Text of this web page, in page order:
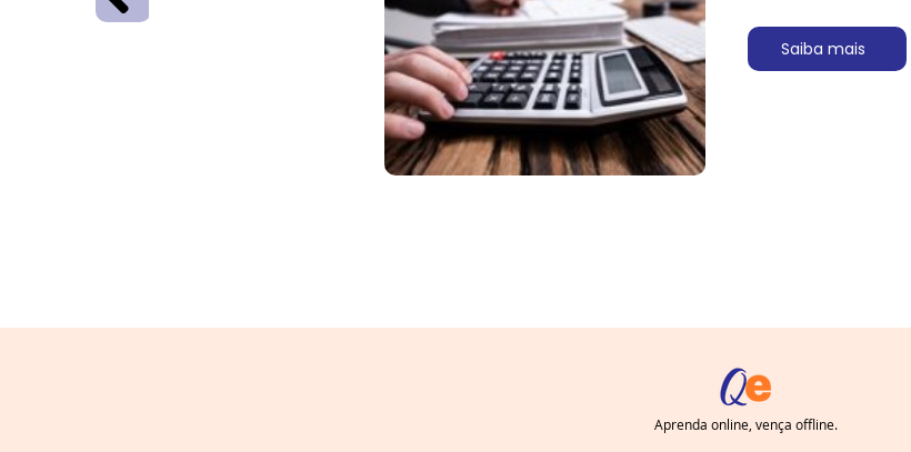
Saiba mais
Aprenda online, vença offline.